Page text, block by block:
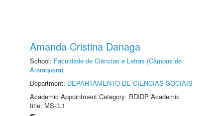
Amanda Cristina Danaga
School: Faculdade de Ciências e Letras (Câmpus de
Araraquara)
Department: DEPARTAMENTO DE CIÊNCIAS SOCIAIS
Academic Appointment Category: RDIDP Academic
title: MS-3.1